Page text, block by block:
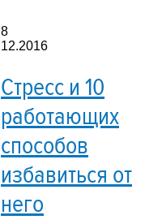
8
12.2016
Стресс и 10
работающих
способов
избавиться от
него